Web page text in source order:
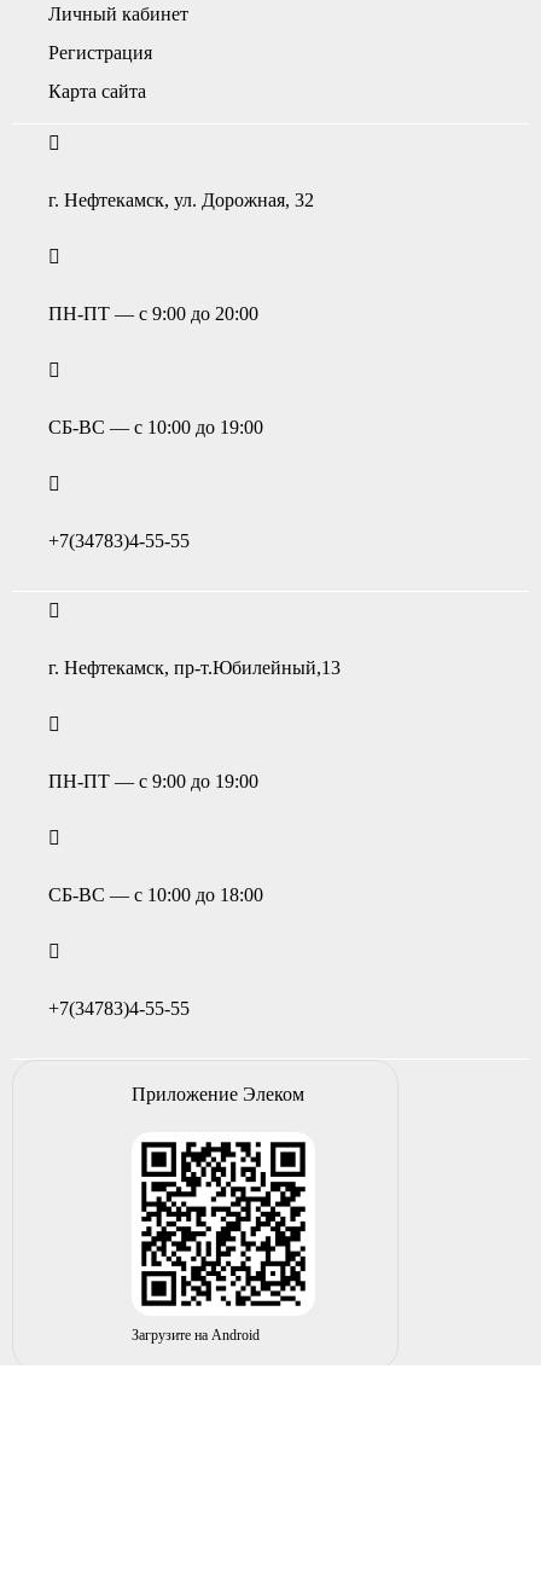
Личный кабинет
Регистрация
Карта сайта
г. Нефтекамск, ул. Дорожная, 32
ПН-ПТ — с 9:00 до 20:00
СБ-ВС — с 10:00 до 19:00
+7(34783)4-55-55
г. Нефтекамск, пр-т.Юбилейный,13
ПН-ПТ — с 9:00 до 19:00
СБ-ВС — с 10:00 до 18:00
+7(34783)4-55-55
Приложение Элеком
Загрузите на Android